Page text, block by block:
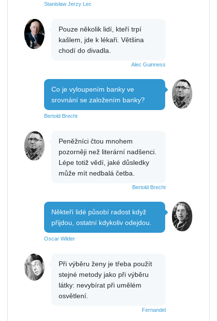
Stanisław Jerzy Lec
Pouze několik lidí, kteří trpí
kašlem, jde k lékaři. Většina
chodí do divadla.
Alec Guinness
Co je vyloupením banky ve
srovnání se založením banky?
Bertold Brecht
Peněžníci čtou mnohem
pozorněji než literární nadšenci.
Lépe totiž vědí, jaké důsledky
může mít nedbalá četba.
Bertold Brecht
Někteří lidé působí radost když
přijdou, ostatní kdykoliv odejdou.
Oscar Wilder
Při výběru ženy je třeba použít
stejné metody jako při výběru
látky: nevybírat při umělém
osvětlení.
Fernandel